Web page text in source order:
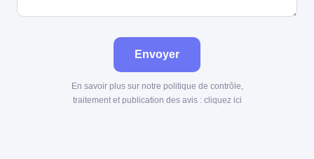
Envoyer
En savoir plus sur notre politique de contrôle,
traitement et publication des avis : cliquez ici